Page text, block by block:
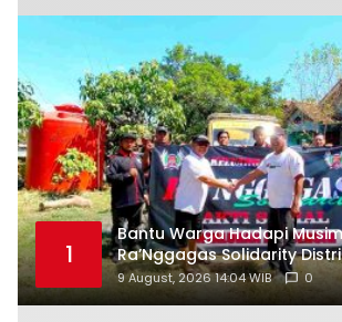
1
Bantu Warga Hadapi
Ra’Nggagas Solidarity
Tangki Air Bersih
9 August, 2026 14:04 WIB 0